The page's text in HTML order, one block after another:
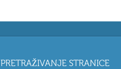
PRETRAŽIVANJE STRANICE